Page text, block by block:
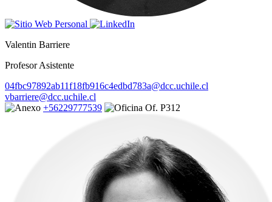
Valentin Barriere
Profesor Asistente
04fbc97892ab11f18fb916c4edbd783a@dcc.uchile.cl
vbarriere@dcc.uchile.cl
+56229777539
Of. P312